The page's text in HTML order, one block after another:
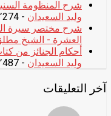
وليد السعيدان - 19٬274 مشاهدة
شرح مختصر سيرة
العشرة - الشيخ
أحكام الجنائز من
وليد السعيدان - 15٬487 مشاهدة
آخر التعليقات